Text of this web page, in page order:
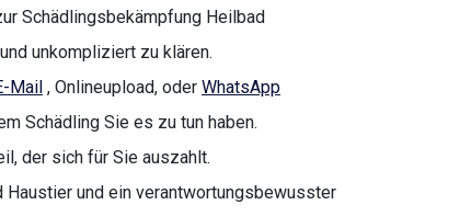
Schädlingsbekämpfung Heilbad
unkompliziert zu klären.
Mail , Onlineupload, oder WhatsApp
Schädling Sie es zu tun haben.
der sich für Sie auszahlt.
und ein verantwortungsbewusster